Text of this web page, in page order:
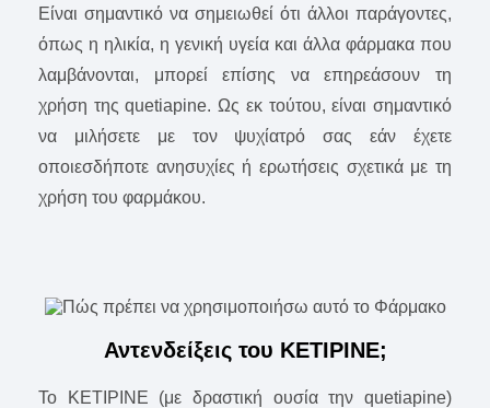
Είναι σημαντικό να σημειωθεί ότι άλλοι παράγοντες,
όπως η ηλικία, η γενική υγεία και άλλα φάρμακα που
λαμβάνονται, μπορεί επίσης να επηρεάσουν τη
χρήση της quetiapine. Ως εκ τούτου, είναι σημαντικό
να μιλήσετε με τον ψυχίατρό σας εάν έχετε
οποιεσδήποτε ανησυχίες ή ερωτήσεις σχετικά με τη
χρήση του φαρμάκου.
Αντενδείξεις του KETIPINE;
Το KETIPINE (με δραστική ουσία την quetiapine)